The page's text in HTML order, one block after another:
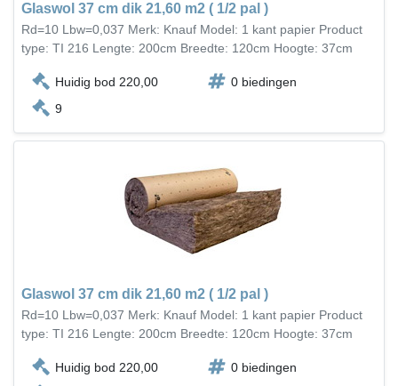
Glaswol 37 cm dik 21,60 m2 ( 1/2 pal )
Rd=10 Lbw=0,037 Merk: Knauf Model: 1 kant papier Product
type: TI 216 Lengte: 200cm Breedte: 120cm Hoogte: 37cm
Huidig bod 220,00
0 biedingen
9
Glaswol 37 cm dik 21,60 m2 ( 1/2 pal )
Rd=10 Lbw=0,037 Merk: Knauf Model: 1 kant papier Product
type: TI 216 Lengte: 200cm Breedte: 120cm Hoogte: 37cm
Huidig bod 220,00
0 biedingen